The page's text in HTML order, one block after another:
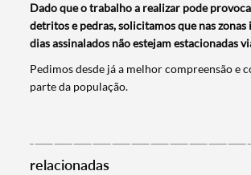
Dado que o trabalho a realizar pode
detritos e pedras, solicitamos que nas zonas
dias assinalados não estejam estacionadas
Pedimos desde já a melhor compreensão e
parte da população.
relacionadas